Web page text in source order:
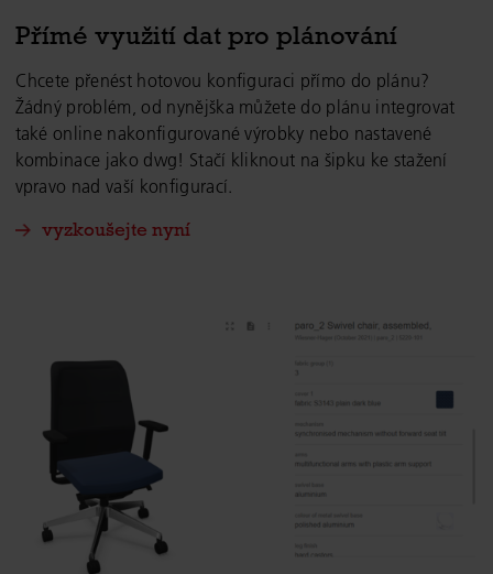
Přímé využití dat pro plánování
Chcete přenést hotovou konfiguraci přímo do plánu?
Žádný problém, od nynějška můžete do plánu integrovat
také online nakonfigurované výrobky nebo nastavené
kombinace jako dwg! Stačí kliknout na šipku ke stažení
vpravo nad vaší konfigurací.
vyzkoušejte nyní